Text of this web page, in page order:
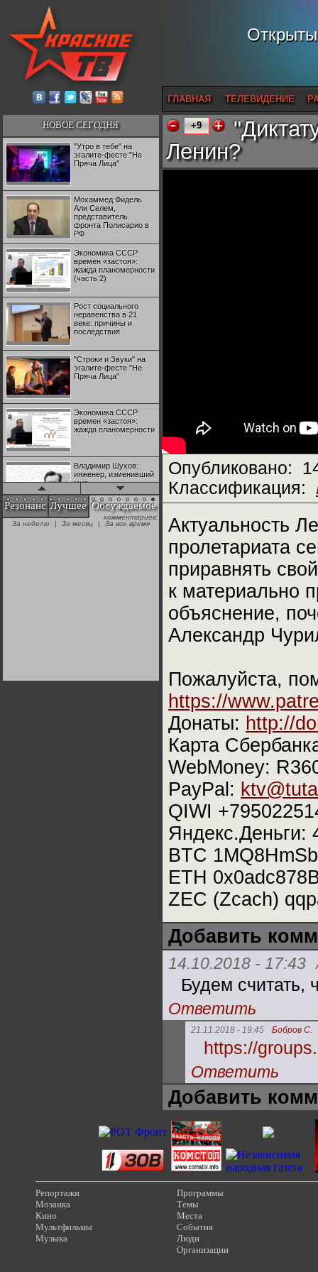
ГЛАВНАЯ ТЕЛЕВИДЕНИЕ
НОВОЕ СЕГОДНЯ
"Утро в тебе" на
эгалите-фесте "Не
Пряча Лица"
Мохаммед Фидель
Али Селем,
представитель
фронта Полисарио в
РФ
Экономика СССР
времен «застоя»:
жажда планомерности
(часть 2)
Рост социального
неравенства в 21
веке: причины и
последствия
"Строки и Звуки" на
эгалите-фесте "Не
Пряча Лица"
Экономика СССР
времен «застоя»:
жажда планомерности
Владимир Шухов:
инженер, изменивший
мир
"Аркадий Коц" на
эгалите-фесте "Не
Резонанс Лучшее Обсуждаемое
комментариев:
За неделю
| За месяц | За все время
+9
Ленин?
Опубликовано:
Классификация:
Актуальность
пролетариата
приравнять
к материально
объяснение,
Александр
Пожалуйста,
https://
Донаты: http://
Карта
WebMoney:
PayPal:
QIWI
Яндекс.Деньги:
BTC
ETH
ZEC (Zcach)
Добавить
14.10.2018 - 17:43
Будем считать,
Ответить
21.11.2018 - 19:45 Бобров С.
https://
Ответить
Добавить
Репортажи
Мозаика
Кино
Мультфильмы
Музыка
Программы
Темы
Места
События
Люди
Организации